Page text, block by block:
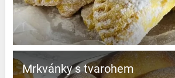
Mrkvánky s tvarohem